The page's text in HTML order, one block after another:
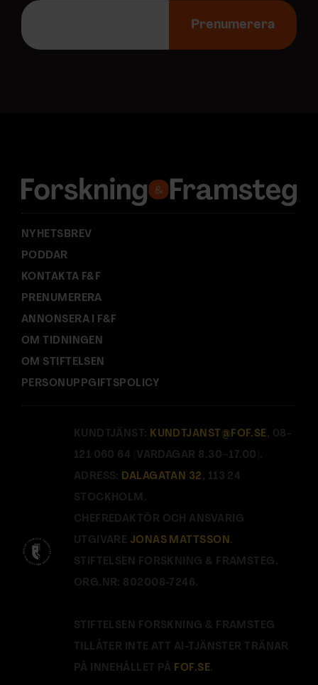
E
p
s
:
Prenumerera
NYHETSBREV
PODDAR
KONTAKTA F&F
PRENUMERERA
ANNONSERA I F&F
OM TIDNINGEN
OM STIFTELSEN
PERSONUPPGIFTSPOLICY
KUNDTJÄNST: KUNDTJANST@FOF.SE , 08-
121 060 64 (VARDAGAR 8.30–17.00).
ADRESS: DALAGATAN 32 , 113 24
STOCKHOLM.
CHEFREDAKTÖR OCH ANSVARIG
UTGIVARE JONAS MATTSSON.
STIFTELSEN FORSKNING & FRAMSTEG.
ORG.NR: 802008-7246.
STIFTELSEN FORSKNING & FRAMSTEG
TILLÅTER INTE ATT AI-TJÄNSTER TRÄNAR
PÅ INNEHÅLLET PÅ FOF.SE.